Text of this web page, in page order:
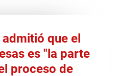
que el
es "la parte
proceso de